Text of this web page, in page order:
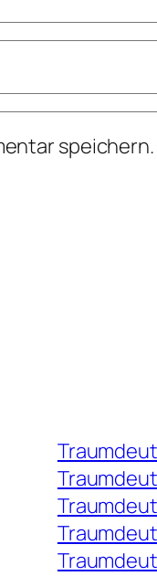
speichern.